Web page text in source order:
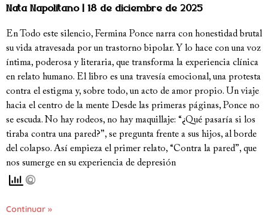
Nata Napolitano 18 de diciembre de 2025
En Todo este silencio, Fermina Ponce narra con honestidad brutal
su vida atravesada por un trastorno bipolar. Y lo hace con una voz
íntima, poderosa y literaria, que transforma la experiencia clínica
en relato humano. El libro es una travesía emocional, una protesta
contra el estigma y, sobre todo, un acto de amor propio. Un viaje
hacia el centro de la mente Desde las primeras páginas, Ponce no
se escuda. No hay rodeos, no hay maquillaje: “¿Qué pasaría si los
tiraba contra una pared?”, se pregunta frente a sus hijos, al borde
del colapso. Así empieza el primer relato, “Contra la pared”, que
nos sumerge en su experiencia de depresión
Continuar »